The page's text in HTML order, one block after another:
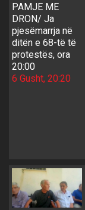
PAMJE ME
DRON/ Ja
pjesëmarrja në
ditën e 68-të të
protestës, ora
20:00
6 Gusht, 20:20